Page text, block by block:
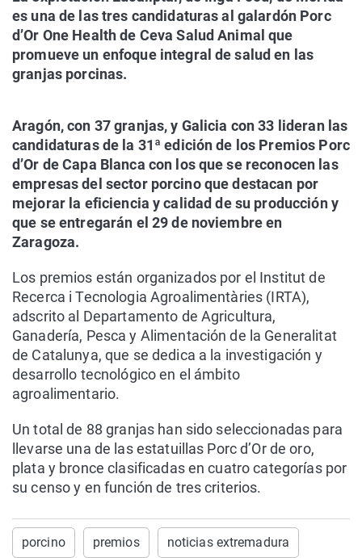
es una de las tres candidaturas al galardón Porc
d’Or One Health de Ceva Salud Animal que
promueve un enfoque integral de salud en las
granjas porcinas.
Aragón, con 37 granjas, y Galicia con 33 lideran las
candidaturas de la 31ª edición de los Premios Porc
d’Or de Capa Blanca con los que se reconocen las
empresas del sector porcino que destacan por
mejorar la eficiencia y calidad de su producción y
que se entregarán el 29 de noviembre en
Zaragoza.
Los premios están organizados por el Institut de
Recerca i Tecnologia Agroalimentàries (IRTA),
adscrito al Departamento de Agricultura,
Ganadería, Pesca y Alimentación de la Generalitat
de Catalunya, que se dedica a la investigación y
desarrollo tecnológico en el ámbito
agroalimentario.
Un total de 88 granjas han sido seleccionadas para
llevarse una de las estatuillas Porc d’Or de oro,
plata y bronce clasificadas en cuatro categorías por
su censo y en función de tres criterios.
porcino premios noticias extremadura